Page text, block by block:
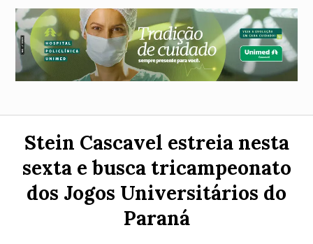
Stein Cascavel estreia nesta
sexta e busca tricampeonato
dos Jogos Universitários do
Paraná